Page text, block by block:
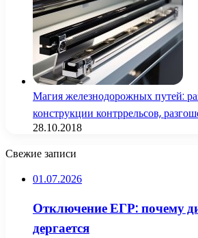
Магия железнодорожных путей:
конструкции контррельсов,
28.10.2018
Свежие записи
01.07.2026
Отключение ЕГР: почему
дергается